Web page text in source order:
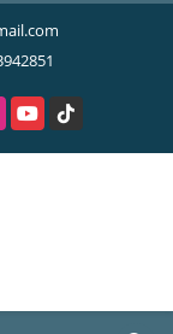
YouTubeTikTok